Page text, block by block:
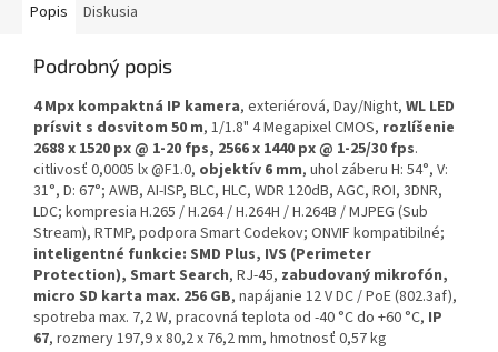
Popis Diskusia
Podrobný popis
4 Mpx kompaktná IP kamera, exteriérová, Day/Night, WL LED
prísvit s dosvitom 50 m, 1/1.8" 4 Megapixel CMOS, rozlíšenie
2688 x 1520 px @ 1-20 fps, 2566 x 1440 px @ 1-25/30 fps.
citlivosť 0,0005 lx @F1.0, objektív 6 mm, uhol záberu H: 54°, V:
31°, D: 67°; AWB, AI-ISP, BLC, HLC, WDR 120dB, AGC, ROI, 3DNR,
LDC; kompresia H.265 / H.264 / H.264H / H.264B / MJPEG (Sub
Stream), RTMP, podpora Smart Codekov; ONVIF kompatibilné;
inteligentné funkcie: SMD Plus, IVS (Perimeter
Protection), Smart Search, RJ-45, zabudovaný mikrofón,
micro SD karta max. 256 GB, napájanie 12 V DC / PoE (802.3af),
spotreba max. 7,2 W, pracovná teplota od -40 °C do +60 °C, IP
67, rozmery 197,9 x 80,2 x 76,2 mm, hmotnosť 0,57 kg